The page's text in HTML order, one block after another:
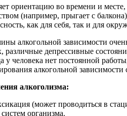
ориентацию во времени и
(например, прыгает с
как для себя, так и для
алкогольной зависимости
различные депрессивные
у человека нет постоянной
алкогольной
алкоголизма:
(может проводиться в
организма.